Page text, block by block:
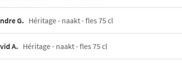
G. Héritage - naakt - fles 75 cl
A. Héritage - naakt - fles 75 cl